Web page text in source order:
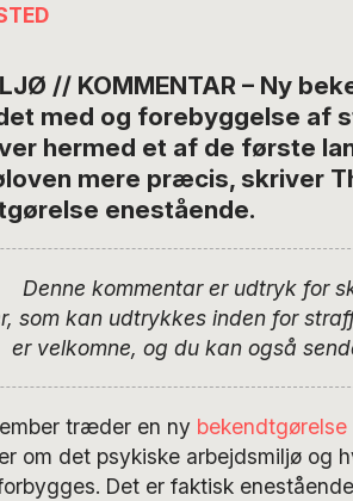
// KOMMENTAR – Ny
med og forebyggelse af
hermed et af de første
mere præcis, skriver
enestående.
Denne kommentar er udtryk for
som kan udtrykkes inden for
er velkomne, og du kan også
træder en ny
om det psykiske arbejdsmiljø og
Det er faktisk